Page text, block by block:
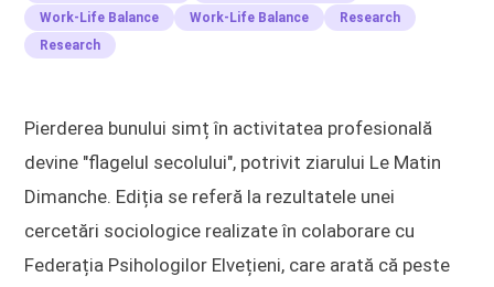
Work-Life Balance
Work-Life Balance
Research
Research
Pierderea bunului simț în activitatea profesională
devine "flagelul secolului", potrivit ziarului Le Matin
Dimanche. Ediția se referă la rezultatele unei
cercetări sociologice realizate în colaborare cu
Federația Psihologilor Elvețieni, care arată că peste